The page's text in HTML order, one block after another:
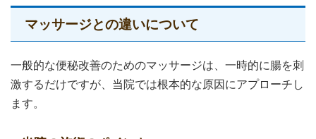
マッサージとの違いについて
一般的な便秘改善のためのマッサージは、一時的に腸を刺
激するだけですが、当院では根本的な原因にアプローチし
ます。